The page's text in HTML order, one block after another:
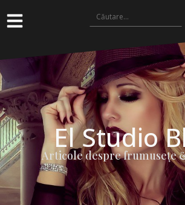
El Studio
Articole despre frumuseţe